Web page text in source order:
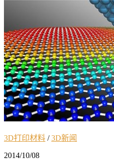
3D打印材料 /3D新闻
2014/10/08